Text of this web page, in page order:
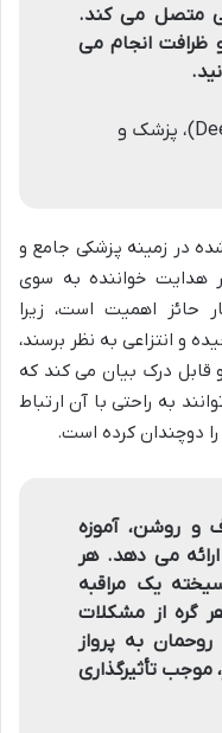
متصل می کند.
و ظرافت انجام می
— دیپاک چوپرا (Deepak Chopra)، پزشک و
در زمینه پزشکی جامع و
هدایت خواننده به سوی
حائز اهمیت است، زیرا
و انتزاعی به نظر برسند،
قابل درک بیان می کند که
به راحتی با آن ارتباط
را دوچندان کرده است.
و روشن، آموزه
می دهد. هر
یک مراقبه
گره از مشکلات
به پرواز
موجب تأثیرگذاری